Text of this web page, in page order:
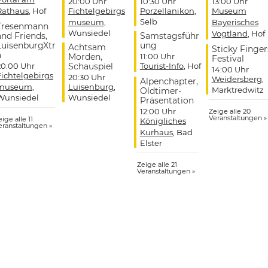
, Hof
Friends,
Uhr
,
alle 11
»
Fichtelgebirgs
museum,
Wunsiedel
Achtsam
Morden,
Schauspiel
20:30 Uhr
Luisenburg,
Wunsiedel
Porzellanikon,
Selb
Samstagsführ
ung
11:00 Uhr
Tourist-Info, Hof
Alpenchapter,
Oldtimer-
Präsentation
12:00 Uhr
Königliches
Kurhaus, Bad
Elster
Zeige alle 21
Veranstaltungen »
Museum
Bayerisches
Vogtland, Hof
Sticky
Festival
14:00 Uhr
Weidersberg,
Marktredwitz
Zeige alle 20
Veranstaltungen »